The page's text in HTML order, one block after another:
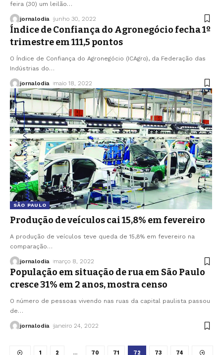
feira (30) um leilão…
jornalodia junho 30, 2022
Índice de Confiança do Agronegócio fecha 1º
trimestre em 111,5 pontos
O Índice de Confiança do Agronegócio (ICAgro), da Federação das
Indústrias do…
jornalodia maio 18, 2022
SÃO PAULO
Produção de veículos cai 15,8% em fevereiro
A produção de veículos teve queda de 15,8% em fevereiro na
comparação…
jornalodia março 8, 2022
População em situação de rua em São Paulo
cresce 31% em 2 anos, mostra censo
O número de pessoas vivendo nas ruas da capital paulista passou
de…
jornalodia janeiro 24, 2022
1 2 … 70 71 72 73 74